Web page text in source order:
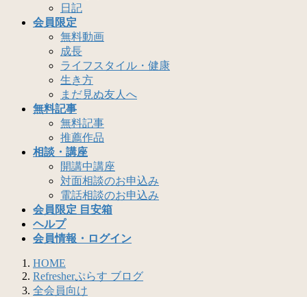
日記
会員限定
無料動画
成長
ライフスタイル・健康
生き方
まだ見ぬ友人へ
無料記事
無料記事
推薦作品
相談・講座
開講中講座
対面相談のお申込み
電話相談のお申込み
会員限定 目安箱
ヘルプ
会員情報・ログイン
HOME
Refresherぷらす ブログ
全会員向け